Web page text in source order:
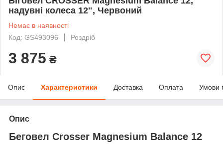
надувні колеса 12", Червоний
Немає в наявності
Код: GS493096
Роздріб
3 875 ₴
Опис Характеристики Доставка Оплата Умови
Опис
Беговел Crosser Magnesium Balance 12